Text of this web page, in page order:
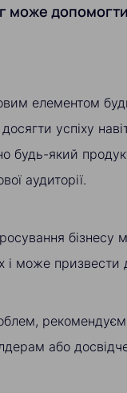
може
елементом
успіху
будь-який
аудиторії.
і може призвести
або